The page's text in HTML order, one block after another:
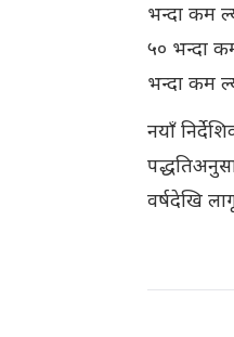
भन्दा कम
५० भन्दा
भन्दा कम
नयाँ
वर्षदेखि